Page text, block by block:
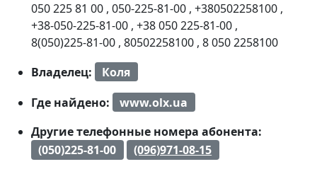
050 225 81 00 , 050-225-81-00 , +380502258100 ,
+38-050-225-81-00 , +38 050 225-81-00 ,
8(050)225-81-00 , 80502258100 , 8 050 2258100
Владелец:
Коля
Где найдено:
www.olx.ua
Другие телефонные номера абонента:
(050)225-81-00
(096)971-08-15